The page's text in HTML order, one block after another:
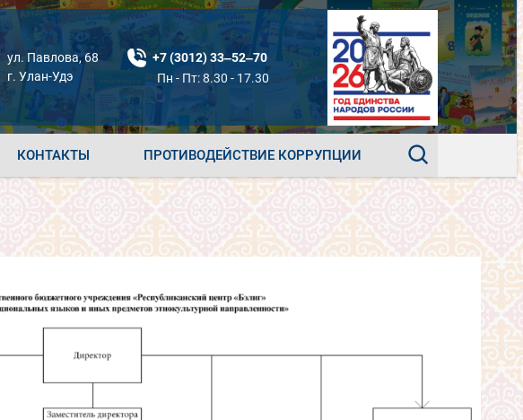
ул. Павлова, 68
г. Улан-Удэ
+7 (3012) 33‒52‒70
Пн - Пт: 8.30 - 17.30
КОНТАКТЫ ПРОТИВОДЕЙСТВИЕ КОРРУПЦИИ